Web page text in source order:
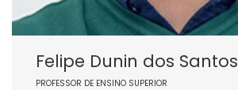
Felipe Dunin dos Santos
PROFESSOR DE ENSINO SUPERIOR